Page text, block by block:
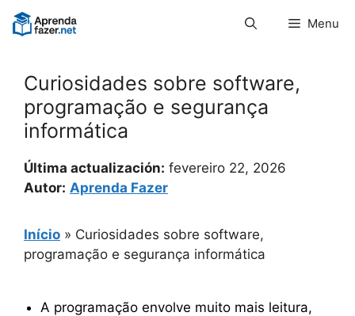
Pular
para
Menu
Curiosidades sobre software,
programação e segurança
informática
Última actualización: fevereiro 22, 2026
Autor: Aprenda Fazer
Início » Curiosidades sobre software,
programação e segurança informática
A programação envolve muito mais leitura,